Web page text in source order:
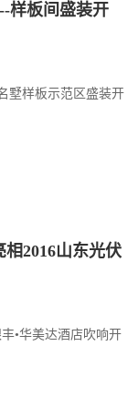
样板间盛装开
墅样板示范区盛装开
2016山东光伏
•华美达酒店吹响开